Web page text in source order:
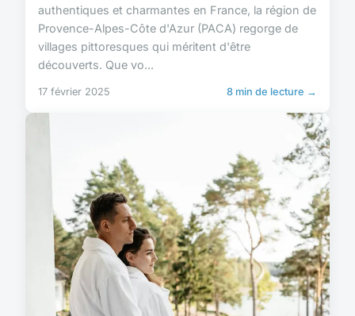
authentiques et charmantes en France, la région de
Provence-Alpes-Côte d'Azur (PACA) regorge de
villages pittoresques qui méritent d'être
découverts. Que vo...
17 février 2025 8 min de lecture →